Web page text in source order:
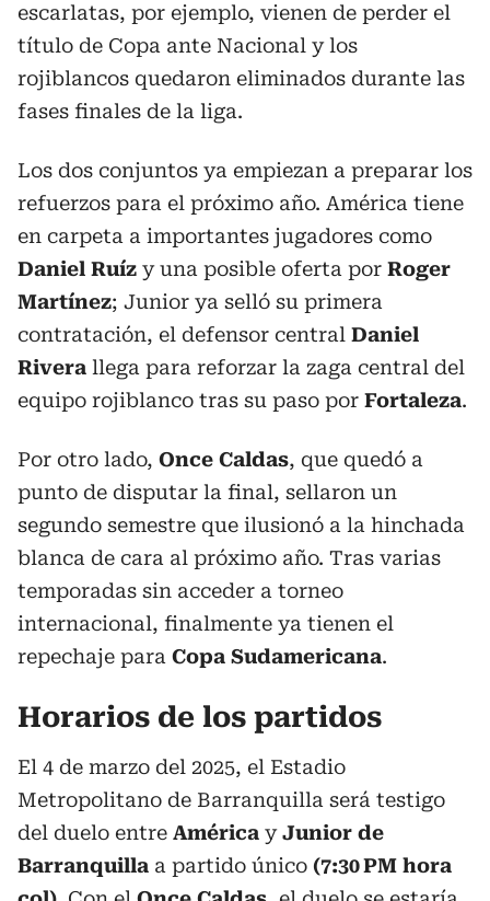
escarlatas, por ejemplo, vienen de perder el
título de Copa ante Nacional y los
rojiblancos quedaron eliminados durante las
fases finales de la liga.
Los dos conjuntos ya empiezan a preparar los
refuerzos para el próximo año. América tiene
en carpeta a importantes jugadores como
Daniel Ruíz y una posible oferta por Roger
Martínez; Junior ya selló su primera
contratación, el defensor central Daniel
Rivera llega para reforzar la zaga central del
equipo rojiblanco tras su paso por Fortaleza.
Por otro lado, Once Caldas, que quedó a
punto de disputar la final, sellaron un
segundo semestre que ilusionó a la hinchada
blanca de cara al próximo año. Tras varias
temporadas sin acceder a torneo
internacional, finalmente ya tienen el
repechaje para Copa Sudamericana.
Horarios de los partidos
El 4 de marzo del 2025, el Estadio
Metropolitano de Barranquilla será testigo
del duelo entre América yJunior de
Barranquilla a partido único (7:30 PM hora